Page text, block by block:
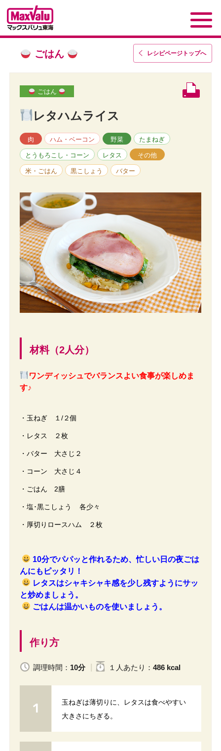
レシピページトップへ
ごはん
ごはん
レタハムライス
肉 ハム・ベーコン 野菜 たまねぎ
とうもろこし・コーン レタス その他
米・ごはん 黒こしょう バター
材料（2人分）
ワンディッシュでバランスよい食事が楽しめま
す♪
・玉ねぎ １/２個
・レタス ２枚
・バター 大さじ２
・コーン 大さじ４
・ごはん 2膳
・塩･黒こしょう 各少々
・厚切りロースハム ２枚
10分でパパッと作れるため、忙しい日の夜ごは
んにもピッタリ！
レタスはシャキシャキ感を少し残すようにサッ
と炒めましょう。
ごはんは温かいものを使いましょう。
作り方
調理時間： 10分 １人 あたり ： 486 kcal
玉ねぎは薄切りに、レタスは食べやすい
大きさにちぎる。